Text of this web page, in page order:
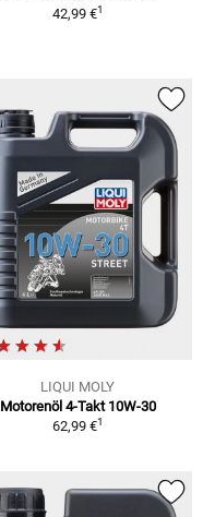
42,99 €1
LIQUI MOLY
Motorenöl 4-Takt 10W-30
62,99 €1